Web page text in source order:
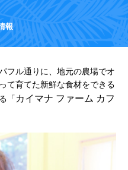
報
フル通りに、地元の農場でオ
て育てた新鮮な食材をできる
「 カイマナ ファーム カフ